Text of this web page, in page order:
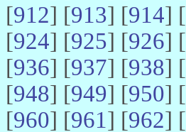
[912] [913] [914] [
[924] [925] [926] [
[936] [937] [938] [
[948] [949] [950] [
[960] [961] [962] [